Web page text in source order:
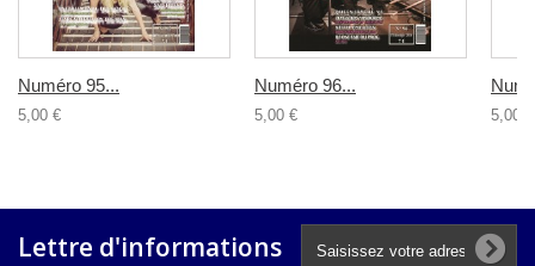
Numéro 95...
5,00 €
Numéro 96...
5,00 € 5,00 €
Lettre d'informations